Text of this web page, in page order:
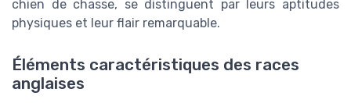
chien de chasse, se distinguent par leurs aptitudes
physiques et leur flair remarquable.
Éléments caractéristiques des races
anglaises